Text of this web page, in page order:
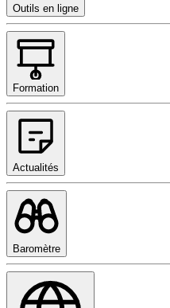
Outils en ligne
Formation
Actualités
Baromètre